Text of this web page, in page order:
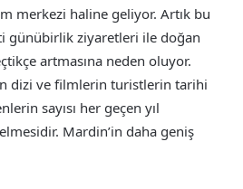
merkezi haline geliyor. Artık bu
günübirlik ziyaretleri ile doğan
artmasına neden oluyor.
dizi ve filmlerin turistlerin tarihi
sayısı her geçen yıl
Mardin’in daha geniş